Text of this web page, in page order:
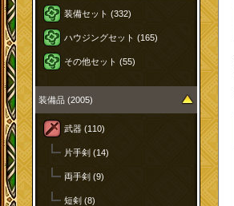
装備セット (332)
ハウジングセット (165)
その他セット (55)
装備品 (2005)
武器 (110)
片手剣 (14)
両手剣 (9)
短剣 (8)